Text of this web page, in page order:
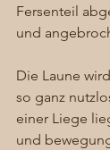
Fersenteil
und
Die Laune
so ganz
einer Liege
und